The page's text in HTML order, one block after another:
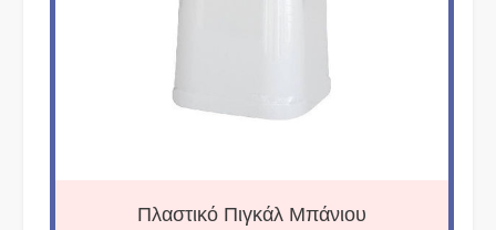
Πλαστικό Πιγκάλ Μπάνιου